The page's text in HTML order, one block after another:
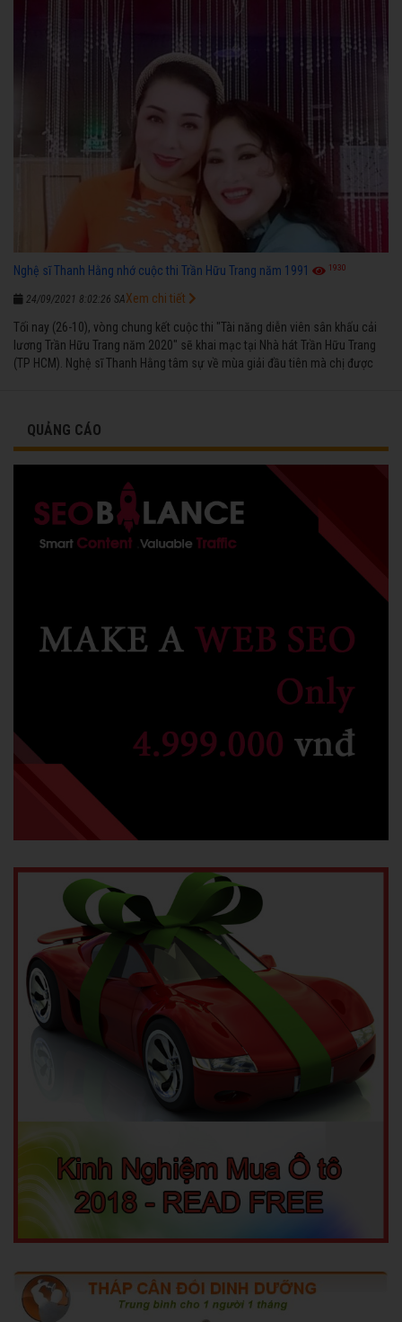
Nghệ sĩ Thanh Hằng nhớ cuộc thi Trần Hữu Trang năm 1991 1930
24/09/2021 8:02:26 SA
Tối nay (26-10), vòng chung kết cuộc thi "Tài năng diễn viên sân khấu cải
lương Trần Hữu Trang năm 2020" sẽ khai mạc tại Nhà hát Trần Hữu Trang
(TP HCM). Nghệ sĩ Thanh Hằng tâm sự về mùa giải đầu tiên mà chị được
Xem chi tiết
QUẢNG CÁO